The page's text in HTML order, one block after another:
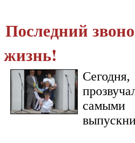
Последний
жизнь!
самыми